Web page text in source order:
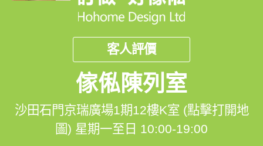
客人評價
傢俬陳列室
沙田石門京瑞廣場1期12樓K室 (點擊打開地
圖) 星期一至日 10:00-19:00